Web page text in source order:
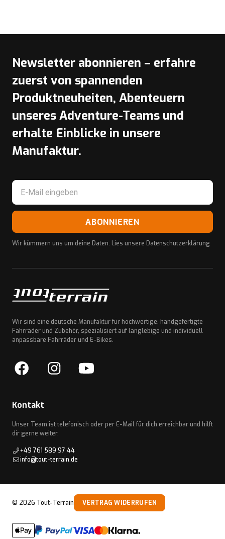
Newsletter abonnieren – erfahre
zuerst von spannenden
Produktneuheiten, Abenteuern
unseres Adventure-Teams und
erhalte Einblicke in unsere
Manufaktur.
ABONNIEREN
Wir kümmern uns um deine Daten. Lies unsere Datenschutzerklärung
Wir sind eine deutsche Manufaktur für hochwertige, handgefertigte
Fahrräder und Zubehör, spezialisiert auf langlebige und individuell
anpassbare Fahrräder und E-Bikes.
Kontakt
Unser Team ist telefonisch oder per E-Mail für dich erreichbar und hilft
dir gerne weiter.
+49 761 589 97 44
info@tout-terrain.de
© 2026 Tout-Terrain VERTRAG WIDERRUFEN